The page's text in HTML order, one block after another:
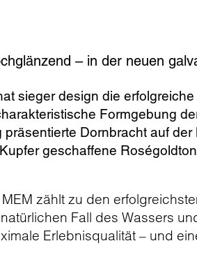
– in der neuen
sieger design die
Formgebung
Dornbracht auf
geschaffene
zählt zu den
Fall des Wassers
Erlebnisqualität – und